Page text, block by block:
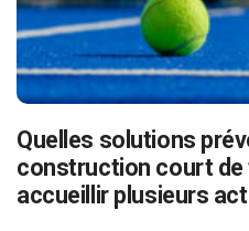
Quelles solutions
construction court de
accueillir plusieurs